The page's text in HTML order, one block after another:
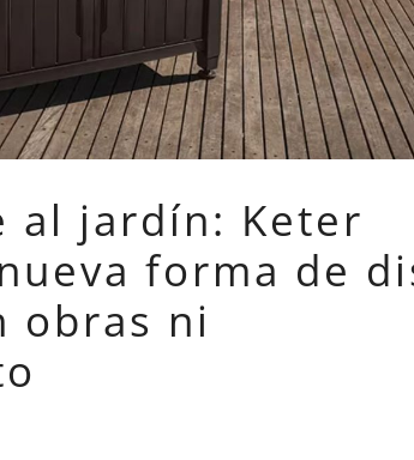
al jardín: Keter
forma de
obras ni